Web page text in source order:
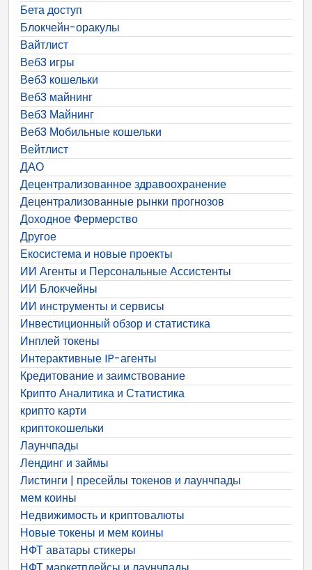
Бета доступ
Блокчейн-оракулы
Вайтлист
Веб3 игры
Веб3 кошельки
Веб3 майнинг
Веб3 Майнинг
Веб3 Мобильные кошельки
Вейтлист
ДАО
Децентрализованное здравоохранение
Децентрализованные рынки прогнозов
Доходное Фермерство
Другое
Екосистема и новые проекты
ИИ Агенты и Персональные Ассистенты
ИИ Блокчейны
ИИ инструменты и сервисы
Инвестиционный обзор и статистика
Инплей токены
Интерактивные IP-агенты
Кредитование и заимствование
Крипто Аналитика и Статистика
крипто карти
криптокошельки
Лаунчпады
Лендинг и займы
Листинги | пресейлы токенов и лаунчпады
мем коины
Недвижимость и криптовалюты
Новые токены и мем коины
НФТ аватары стикеры